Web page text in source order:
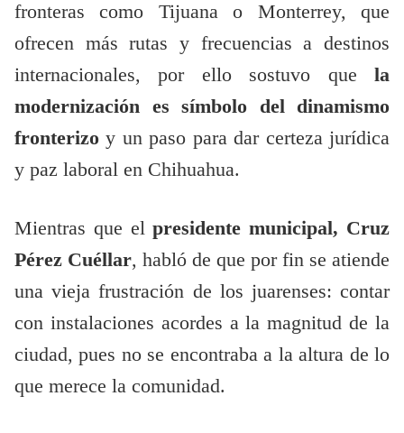
fronteras como Tijuana o Monterrey, que
ofrecen más rutas y frecuencias a destinos
internacionales, por ello sostuvo que la
modernización es símbolo del dinamismo
fronterizoy un paso para dar certeza jurídica
y paz laboral en Chihuahua.
Mientras que elpresidente municipal, Cruz
Pérez Cuéllar, habló de que por fin se atiende
una vieja frustración de los juarenses: contar
con instalaciones acordes a la magnitud de la
ciudad, pues no se encontraba a la altura de lo
que merece la comunidad.